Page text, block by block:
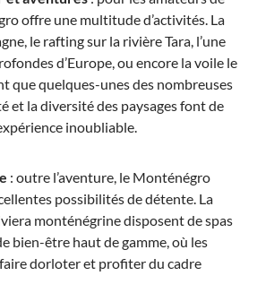
offre une multitude d’activités. La
le rafting sur la rivière Tara, l’une
d’Europe, ou encore la voile le
que quelques-unes des nombreuses
et la diversité des paysages font de
inoubliable.
: outre l’aventure, le Monténégro
possibilités de détente. La
monténégrine disposent de spas
bien-être haut de gamme, où les
dorloter et profiter du cadre